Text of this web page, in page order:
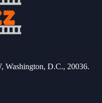
Washington, D.C., 20036.